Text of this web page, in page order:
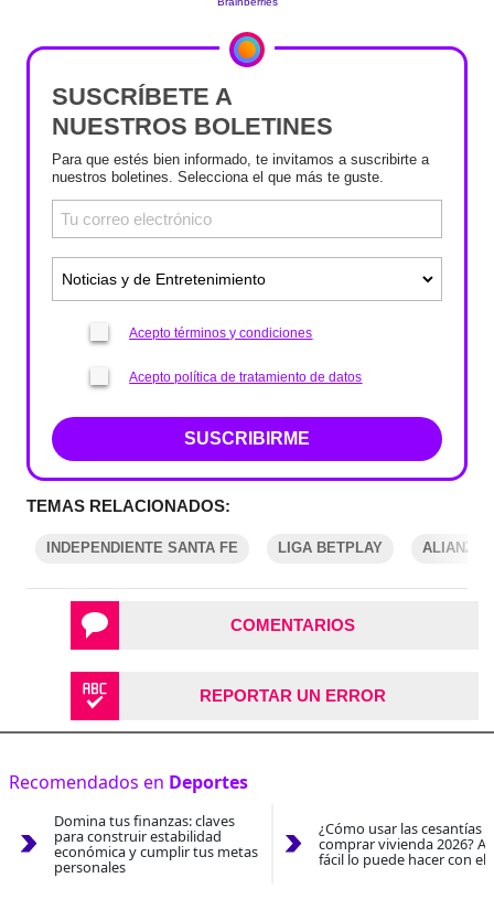
SUSCRÍBETE A
NUESTROS BOLETINES
Para que estés bien informado, te invitamos a suscribirte a
nuestros boletines. Selecciona el que más te guste.
Acepto términos y condiciones
Acepto política de tratamiento de datos
SUSCRIBIRME
TEMAS RELACIONADOS:
INDEPENDIENTE SANTA FE LIGA BETPLAY ALIANZA
COMENTARIOS
REPORTAR UN ERROR
Recomendados en Deportes
Domina tus finanzas: claves
para construir estabilidad
económica y cumplir tus metas
personales
¿Cómo usar las cesantías
comprar vivienda 2026?
fácil lo puede hacer con el